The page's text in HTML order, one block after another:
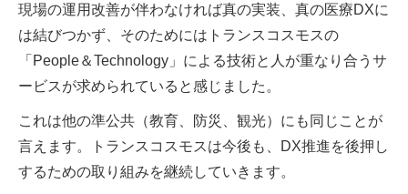
現場の運用改善が伴わなければ真の実装、真の医療DXに
は結びつかず、そのためにはトランスコスモスの
「People＆Technology」による技術と人が重なり合うサ
ービスが求められていると感じました。
これは他の準公共（教育、防災、観光）にも同じことが
言えます。トランスコスモスは今後も、DX推進を後押し
するための取り組みを継続していきます。